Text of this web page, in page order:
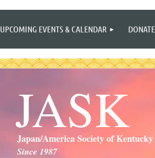
UPCOMING EVENTS & CALENDAR DONATE
JASK
Japan/America Society of Kentucky
Since 1987